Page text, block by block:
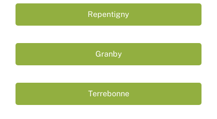
Repentigny
Granby
Terrebonne